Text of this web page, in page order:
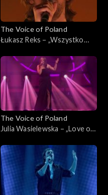
The Voice of Poland
Łukasz Reks – „Wszystko
Poland”, Live 2, 15 listopada
The Voice of Poland
Julia Wasielewska – „Love on
Live 2, 15 listopada 2025